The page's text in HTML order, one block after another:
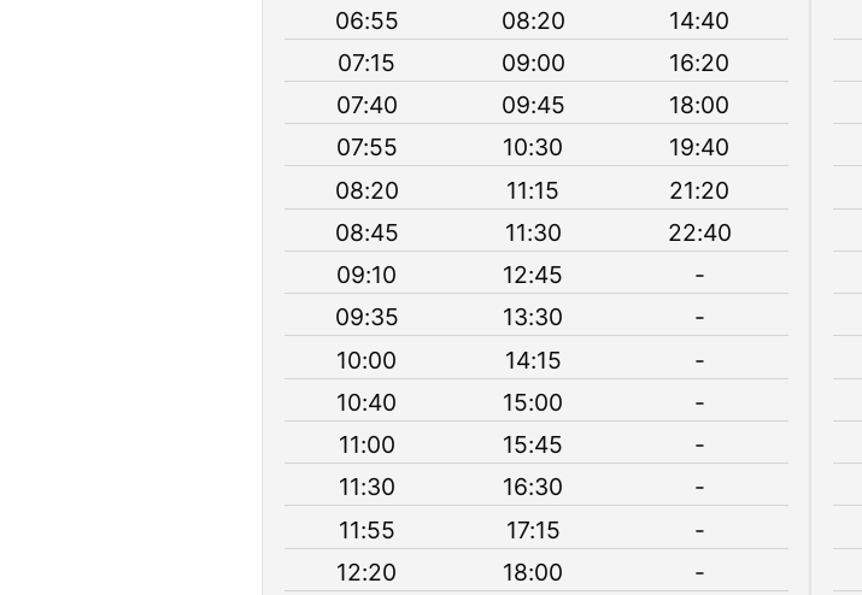
06:55
08:20
14:40
07:15
09:00
16:20
07:40
09:45
18:00
07:55
10:30
19:40
08:20
11:15
21:20
08:45
11:30
22:40
09:10
12:45
-
09:35
13:30
-
10:00
14:15
-
10:40
15:00
-
11:00
15:45
-
11:30
16:30
-
11:55
17:15
-
12:20
18:00
-